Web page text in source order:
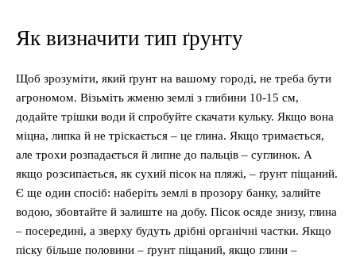
Як визначити тип ґрунту
Щоб зрозуміти, який ґрунт на вашому городі, не треба бути
агрономом. Візьміть жменю землі з глибини 10-15 см,
додайте трішки води й спробуйте скачати кульку. Якщо вона
міцна, липка й не тріскається – це глина. Якщо тримається,
але трохи розпадається й липне до пальців – суглинок. А
якщо розсипається, як сухий пісок на пляжі, – ґрунт піщаний.
Є ще один спосіб: наберіть землі в прозору банку, залийте
водою, збовтайте й залиште на добу. Пісок осяде знизу, глина
– посередині, а зверху будуть дрібні органічні частки. Якщо
піску більше половини – ґрунт піщаний, якщо глини –